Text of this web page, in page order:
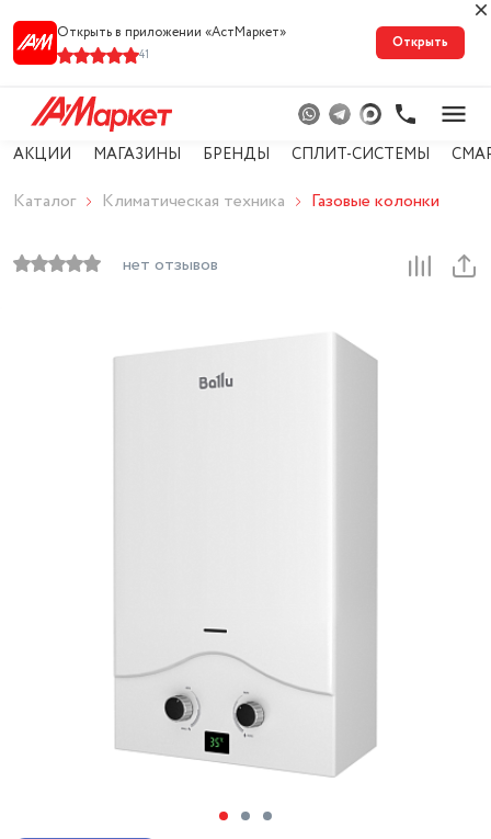
Открыть в приложении «АстМарке‪т‬»
41
Открыть
АКЦИИ МАГАЗИНЫ БРЕНДЫ СПЛИТ-СИСТЕМЫ
Каталог Климатическая техника Газовые колонки
нет отзывов